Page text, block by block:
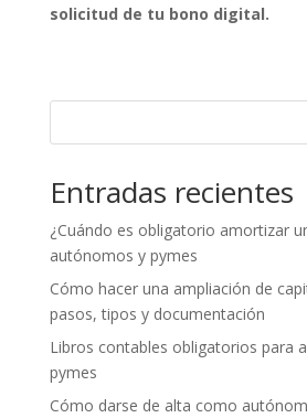
solicitud de tu bono digital.
Entradas recientes
¿Cuándo es obligatorio amortizar
autónomos y pymes
Cómo hacer una ampliación de
pasos, tipos y documentación
Libros contables obligatorios para
pymes
Cómo darse de alta como